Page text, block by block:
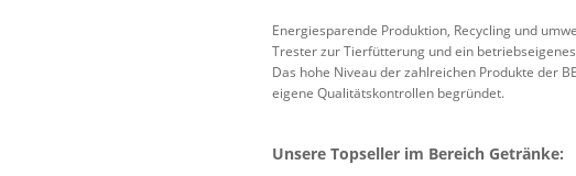
Energiesparende Produktion, Recycling und
Trester zur Tierfütterung und ein
Das hohe Niveau der zahlreichen Produkte der
eigene Qualitätskontrollen begründet.
Unsere Topseller im Bereich Getränke: